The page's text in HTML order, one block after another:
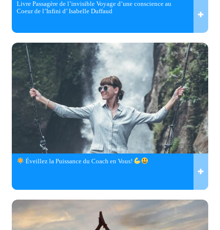
Livre Passagère de l’invisible Voyage d’une conscience au
Coeur de l’Infini d’ Isabelle Duffaud
Éveillez la Puissance du Coach en Vous!